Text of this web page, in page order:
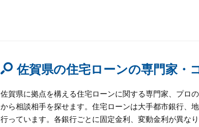
佐賀県の住宅ローンの専門家・
佐賀県に拠点を構える住宅ローンに関する専門家、プロ
から相談相手を探せます。住宅ローンは大手都市銀行、
行っています。各銀行ごとに固定金利、変動金利が異な